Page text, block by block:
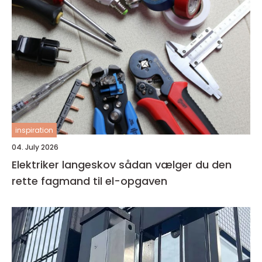
inspiration
04. July 2026
Elektriker langeskov sådan vælger du den
rette fagmand til el-opgaven